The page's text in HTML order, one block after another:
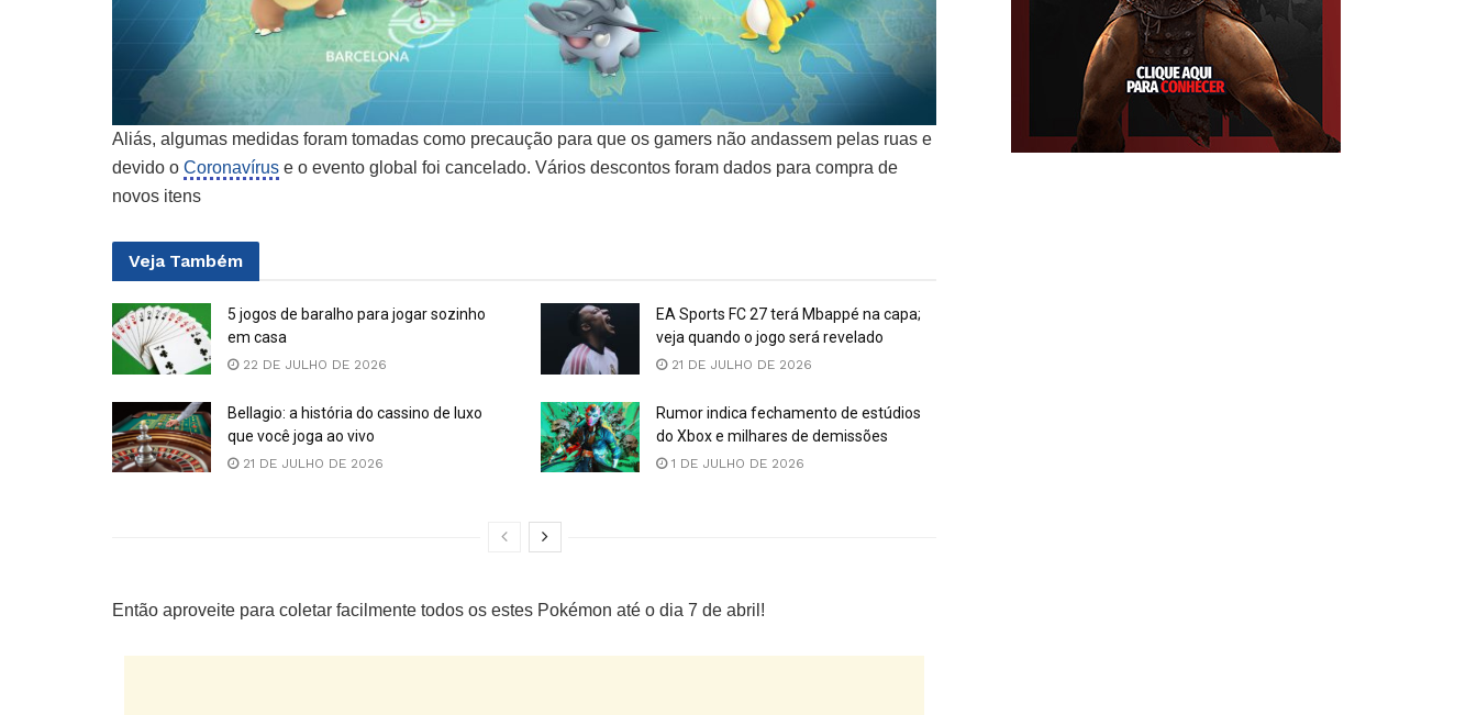
Aliás, algumas medidas foram tomadas como precaução para que os gamers não andassem pelas ruas e
devido o Coronavírus e o evento global foi cancelado. Vários descontos foram dados para compra de
novos itens
Veja Também
5 jogos de baralho para jogar sozinho
em casa
22 DE JULHO DE 2026
EA Sports FC 27 terá Mbappé na capa;
veja quando o jogo será revelado
21 DE JULHO DE 2026
Bellagio: a história do cassino de luxo
que você joga ao vivo
21 DE JULHO DE 2026
Rumor indica fechamento de estúdios
do Xbox e milhares de demissões
1 DE JULHO DE 2026
Então aproveite para coletar facilmente todos os estes Pokémon até o dia 7 de abril!